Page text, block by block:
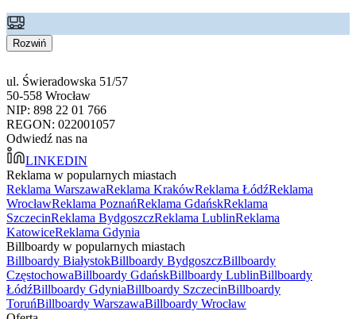
Rozwiń
ul. Świeradowska 51/57
50-558 Wrocław
NIP: 898 22 01 766
REGON: 022001057
Odwiedź nas na
LINKEDIN
Reklama w popularnych miastach
Reklama WarszawaReklama KrakówReklama ŁódźReklama
WrocławReklama PoznańReklama GdańskReklama
SzczecinReklama BydgoszczReklama LublinReklama
KatowiceReklama Gdynia
Billboardy w popularnych miastach
Billboardy BiałystokBillboardy BydgoszczBillboardy
CzęstochowaBillboardy GdańskBillboardy LublinBillboardy
ŁódźBillboardy GdyniaBillboardy SzczecinBillboardy
ToruńBillboardy WarszawaBillboardy Wrocław